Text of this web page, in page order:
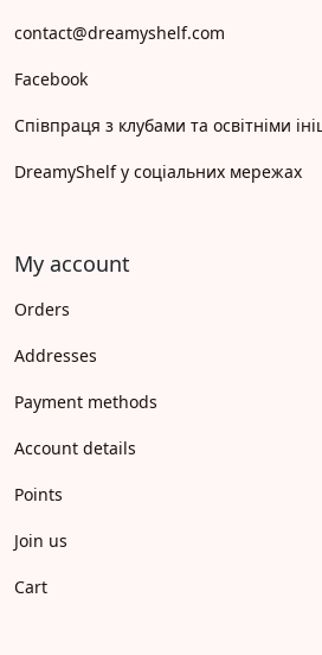
contact@dreamyshelf.com
Facebook
Співпраця з клубами та освітніми
DreamyShelf у соціальних мережах
My account
Orders
Addresses
Payment methods
Account details
Points
Join us
Cart